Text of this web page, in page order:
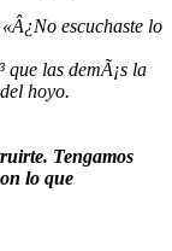
escuchaste lo
que las demÃ¡s la
hoyo.
Tengamos
lo que